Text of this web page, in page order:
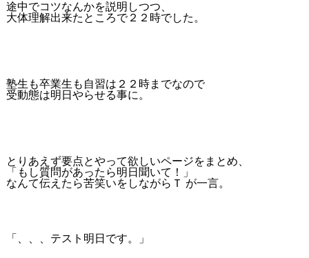
途中でコツなんかを説明しつつ、
大体理解出来たところで２２時でした。
塾生も卒業生も自習は２２時までなので
受動態は明日やらせる事に。
とりあえず要点とやって欲しいページをまとめ、
「もし質問があったら明日聞いて！」
なんて伝えたら苦笑いをしながらＴ が一言。
「、、、テスト明日です。」